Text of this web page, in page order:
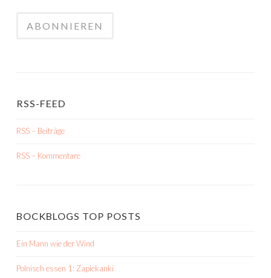
RSS-FEED
RSS – Beiträge
RSS – Kommentare
BOCKBLOGS TOP POSTS
Ein Mann wie der Wind
Polnisch essen 1: Zapiekanki